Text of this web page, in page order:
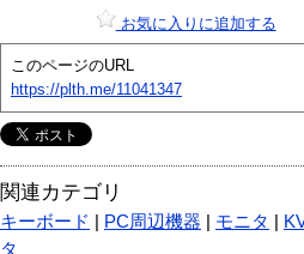
お気に入りに追加する
このページのURL
https://plth.me/11041347
関連カテゴリ
キーボード PC周辺機器 モニタ
タ